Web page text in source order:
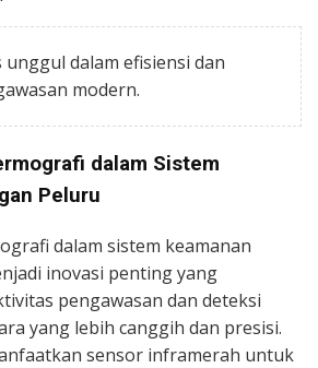
dalam efisiensi dan
modern.
dalam Sistem
Peluru
dalam sistem keamanan
inovasi penting yang
pengawasan dan deteksi
yang lebih canggih dan presisi.
sensor inframerah untuk